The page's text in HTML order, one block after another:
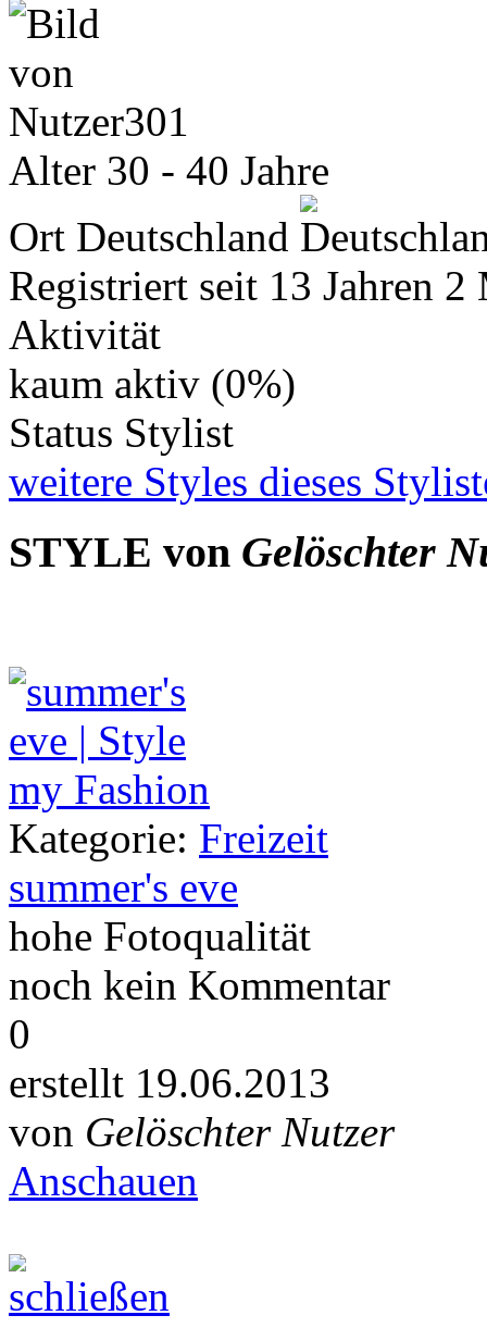
Alter 30 - 40 Jahre
Ort Deutschland
Registriert seit 13 Jahren 2
Aktivität
kaum aktiv (0%)
Status Stylist
weitere Styles dieses
STYLE von Gelöschter
Kategorie: Freizeit
summer's eve
hohe Fotoqualität
noch kein Kommentar
0
erstellt 19.06.2013
von Gelöschter Nutzer
Anschauen